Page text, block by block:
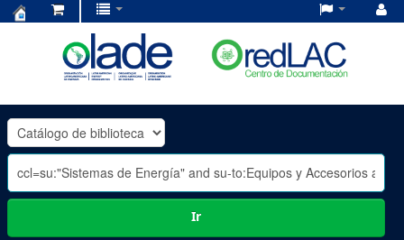
OLADE
-
Ir